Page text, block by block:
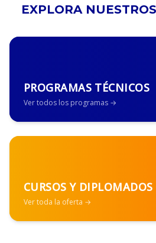
EXPLORA
PROGRAMAS TÉCNICOS
Ver todos los programas →
CURSOS Y DIPLOMADOS
Ver toda la oferta →